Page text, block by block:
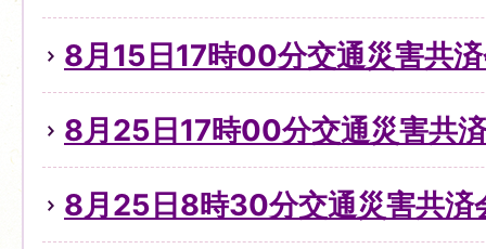
8月15日17時00分交通災害共
8月25日17時00分交通災害共
8月25日8時30分交通災害共済